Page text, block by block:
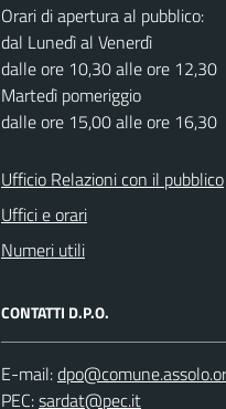
Orari di apertura al pubblico:
dal Lunedì al Venerdì
dalle ore 10,30 alle ore 12,30
Martedì pomeriggio
dalle ore 15,00 alle ore 16,30
Ufficio Relazioni con il pubblico
Uffici e orari
Numeri utili
CONTATTI D.P.O.
E-mail:
PEC: